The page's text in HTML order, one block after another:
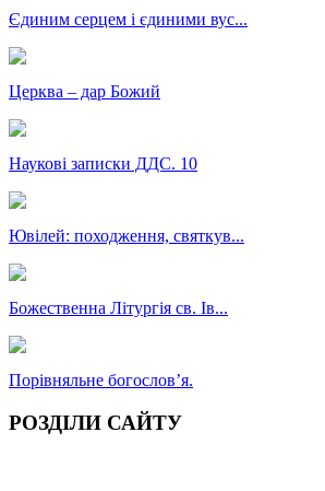
Єдиним серцем і єдиними вус...
Церква – дар Божий
Наукові записки ДДС. 10
Ювілей: походження, святкув...
Божественна Літургія св. Ів...
Порівняльне богословʼя.
РОЗДІЛИ САЙТУ